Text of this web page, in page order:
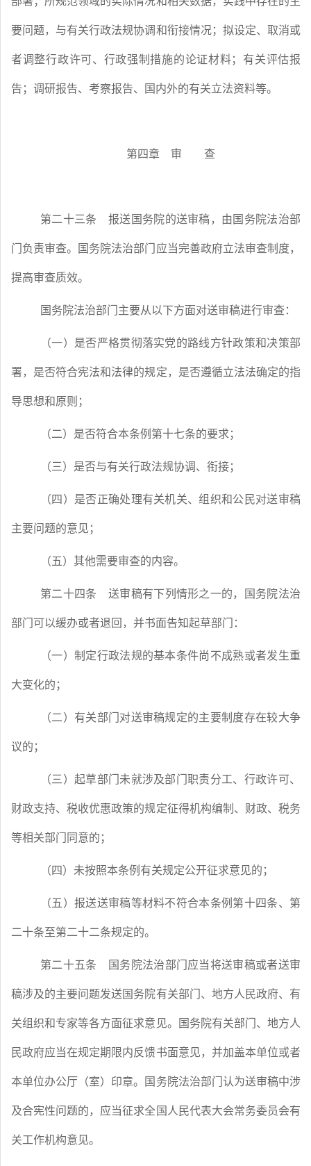
要问题，与有关行政法规协调和衔接情况；拟设定、取消或
者调整行政许可、行政强制措施的论证材料；有关评估报
告；调研报告、考察报告、国内外的有关立法资料等。
第四章 审 查
第二十三条 报送国务院的送审稿，由国务院法治部
门负责审查。国务院法治部门应当完善政府立法审查制度，
提高审查质效。
国务院法治部门主要从以下方面对送审稿进行审查：
（一）是否严格贯彻落实党的路线方针政策和决策部
署，是否符合宪法和法律的规定，是否遵循立法法确定的指
导思想和原则；
（二）是否符合本条例第十七条的要求；
（三）是否与有关行政法规协调、衔接；
（四）是否正确处理有关机关、组织和公民对送审稿
主要问题的意见；
（五）其他需要审查的内容。
第二十四条 送审稿有下列情形之一的，国务院法治
部门可以缓办或者退回，并书面告知起草部门：
（一）制定行政法规的基本条件尚不成熟或者发生重
大变化的；
（二）有关部门对送审稿规定的主要制度存在较大争
议的；
（三）起草部门未就涉及部门职责分工、行政许可、
财政支持、税收优惠政策的规定征得机构编制、财政、税务
等相关部门同意的；
（四）未按照本条例有关规定公开征求意见的；
（五）报送送审稿等材料不符合本条例第十四条、第
二十条至第二十二条规定的。
第二十五条 国务院法治部门应当将送审稿或者送审
稿涉及的主要问题发送国务院有关部门、地方人民政府、有
关组织和专家等各方面征求意见。国务院有关部门、地方人
民政府应当在规定期限内反馈书面意见，并加盖本单位或者
本单位办公厅（室）印章。国务院法治部门认为送审稿中涉
及合宪性问题的，应当征求全国人民代表大会常务委员会有
关工作机构意见。